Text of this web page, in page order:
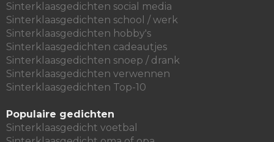
Sinterklaasgedichten social media
Sinterklaasgedichten school / werk
Sinterklaasgedichten hobby's
Sinterklaasgedichten cadeautjes
Sinterklaasgedichten snoep / drank
Sinterklaasgedichten verwennen
Sinterklaasgedichten Top-10
Populaire gedichten
Sinterklaasgedicht voetbal